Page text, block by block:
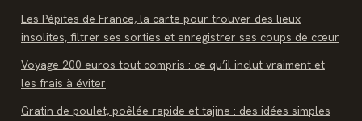
Les Pépites de France, la carte pour trouver des lieux
insolites, filtrer ses sorties et enregistrer ses coups de cœur
Voyage 200 euros tout compris : ce qu’il inclut vraiment et
les frais à éviter
Gratin de poulet, poêlée rapide et tajine : des idées simples